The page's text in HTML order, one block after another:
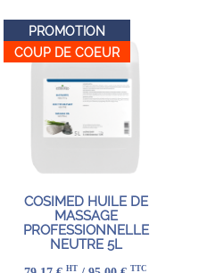
PROMOTION
COUP DE COEUR
COSIMED HUILE DE
MASSAGE
PROFESSIONNELLE
NEUTRE 5L
HT TTC